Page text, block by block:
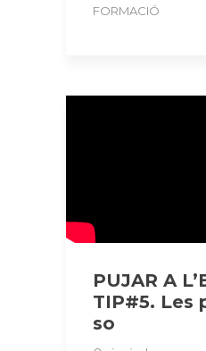
FORMACIÓ
PUJAR A
TIP#5. Les
so